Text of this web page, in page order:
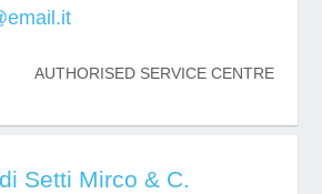
AUTHORISED SERVICE CENTRE
Setti Mirco & C.